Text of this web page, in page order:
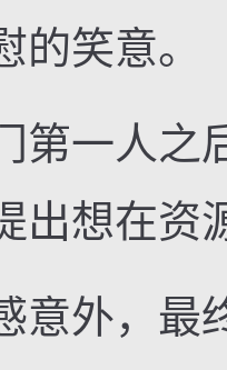
的笑意。
一人之
出想在资
外，最